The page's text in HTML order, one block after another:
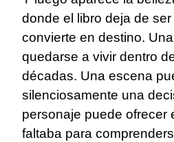
donde el libro deja de
convierte en destino.
quedarse a vivir dentro
décadas. Una escena
silenciosamente una
personaje puede ofrecer
faltaba para